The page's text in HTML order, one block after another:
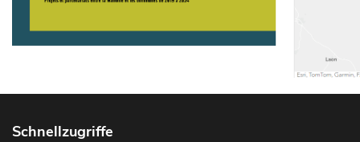
Schnellzugriffe